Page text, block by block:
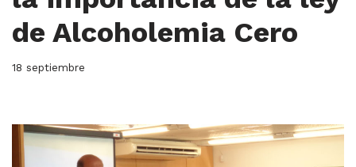
de Alcoholemia Cero
18 septiembre